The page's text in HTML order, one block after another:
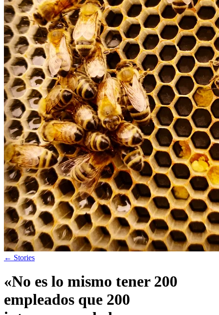
← Stories
«No es lo mismo tener 200
empleados que 200